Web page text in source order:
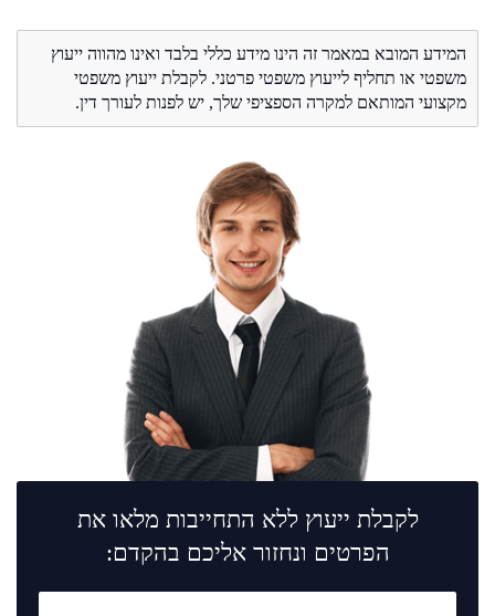
המידע המובא במאמר זה הינו מידע כללי בלבד ואינו מהווה ייעוץ
משפטי או תחליף לייעוץ משפטי פרטני. לקבלת ייעוץ משפטי
מקצועי המותאם למקרה הספציפי שלך, יש לפנות לעורך דין.
לקבלת ייעוץ ללא התחייבות מלאו את
הפרטים ונחזור אליכם בהקדם: